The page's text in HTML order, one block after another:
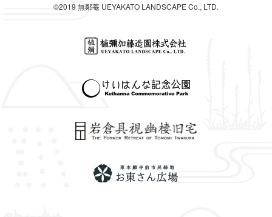
©2019 無鄰菴 UEYAKATO LANDSCAPE Co., LTD.